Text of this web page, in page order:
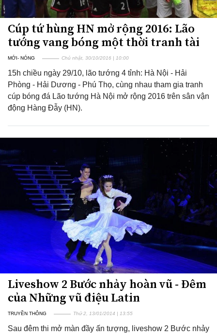
Cúp tứ hùng HN mở rộng 2016: Lão
tướng vang bóng một thời tranh tài
MỚI- NÓNG Chủ nhật, 30/10/2016 | 10:00
15h chiều ngày 29/10, lão tướng 4 tỉnh: Hà Nội - Hải
Phòng - Hải Dương - Phú Thọ, cùng nhau tham gia tranh
cúp bóng đá Lão tướng Hà Nội mở rộng 2016 trên sân vận
động Hàng Đẫy (HN).
Liveshow 2 Bước nhảy hoàn vũ - Đêm
của Những vũ điệu Latin
TRUYỀN THÔNG Thứ 2, 13/01/2014 | 13:55
Sau đêm thi mở màn đầy ấn tượng, liveshow 2 Bước nhảy